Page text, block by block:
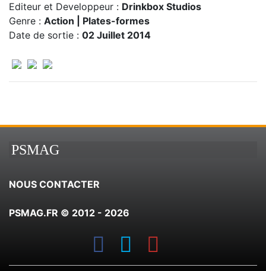
Editeur et Developpeur : Drinkbox Studios
Genre : Action | Plates-formes
Date de sortie : 02 Juillet 2014
PSMAG
NOUS CONTACTER
PSMAG.FR © 2012 - 2026